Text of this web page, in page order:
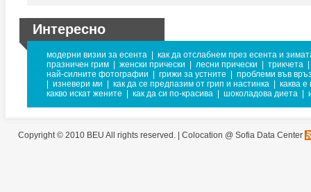
Интересно
модерни визии за есента
как да отслабнем през есента и
празничен грим
женски прически лесни прически трикчета
най-силните фотографии
грижи за устните
проблеми във
изневери ми как да се предпазим от грип и настинка
каква
какво искат жените
как да си по-красива шоколадова диета
Copyright © 2010 BEU All rights reserved. | Colocation @ Sofia Data Center